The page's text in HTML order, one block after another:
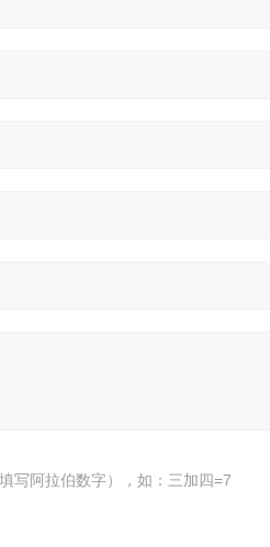
写阿拉伯数字），如：三加四=7